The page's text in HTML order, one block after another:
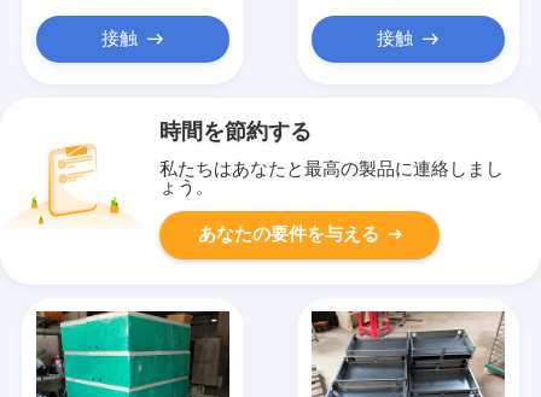
接触 接触
時間を節約する
私たちはあなたと最高の製品に連絡しまし
ょう。
あなたの要件を与える